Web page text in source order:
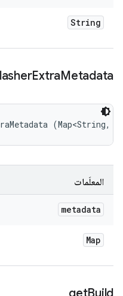
String
ExtraMetadata
(Map<String,
المعلَمات
metadata
Map